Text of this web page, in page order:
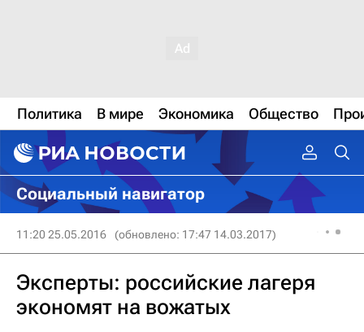
Политика В мире Экономика Общество
Социальный навигатор
11:20 25.05.2016 (обновлено: 17:47 14.03.2017)
Эксперты: российские лагеря
экономят на вожатых